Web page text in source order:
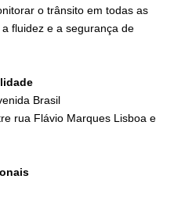
o trânsito em todas as
fluidez e a segurança de
Brasil
rua Flávio Marques Lisboa e